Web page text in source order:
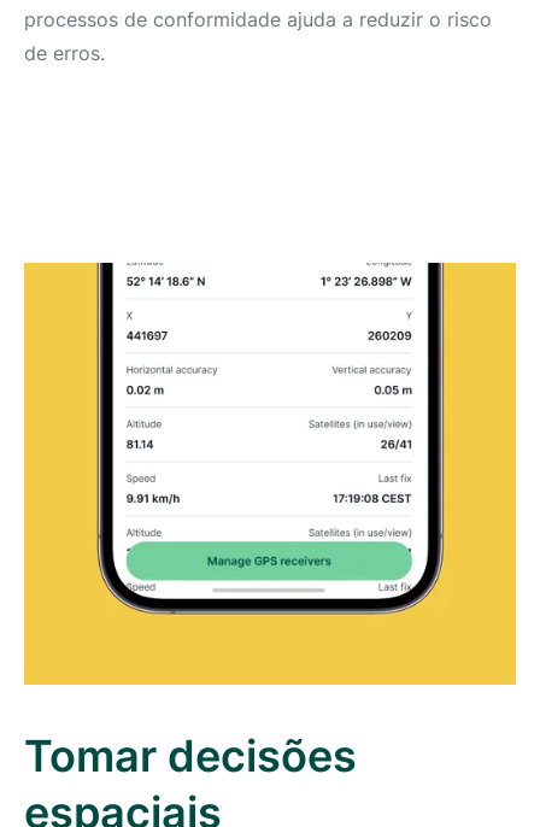
processos de conformidade ajuda a reduzir o risco
de erros.
Tomar decisões
espaciais